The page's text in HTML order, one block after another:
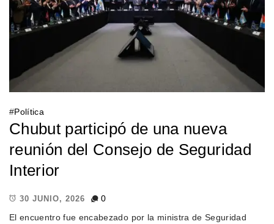
#Política
Chubut participó de una nueva
reunión del Consejo de Seguridad
Interior
30 JUNIO, 2026
0
El encuentro fue encabezado por la ministra de Seguridad